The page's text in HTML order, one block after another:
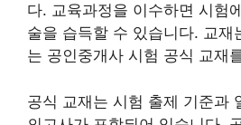
다. 교육과정을 이수하면 시험
술을 습득할 수 있습니다. 교
는 공인중개사 시험 공식 교재
공식 교재는 시험 출제 기준과